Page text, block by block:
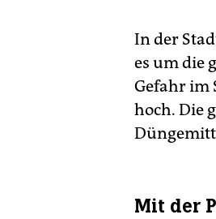
In der
es um die
Gefahr im
hoch. Die
Mit der